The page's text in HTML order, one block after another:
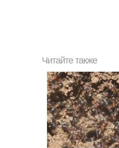
Читайте также